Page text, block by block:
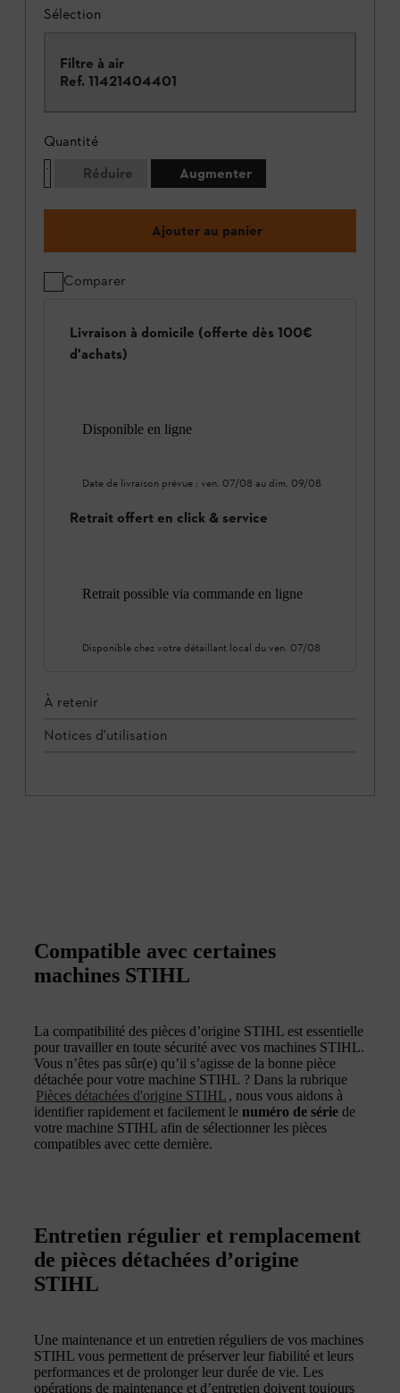
Sélection
Filtre à air
Ref. 11421404401
Quantité
Réduire
Augmenter
Ajouter au panier
Comparer
Livraison à domicile (offerte dès 100€
d'achats)
Disponible en ligne
Date de livraison prévue : ven. 07/08 au dim. 09/08
Retrait offert en click & service
Retrait possible via commande en ligne
Disponible chez votre détaillant local du ven. 07/08
À retenir
Notices d'utilisation
Compatible avec certaines
machines STIHL
La compatibilité des pièces d’origine STIHL est essentielle
pour travailler en toute sécurité avec vos machines STIHL.
Vous n’êtes pas sûr(e) qu’il s’agisse de la bonne pièce
détachée pour votre machine STIHL ? Dans la rubrique
Pièces détachées d'origine STIHL , nous vous aidons à
identifier rapidement et facilement le numéro de série de
votre machine STIHL afin de sélectionner les pièces
compatibles avec cette dernière.
Entretien régulier et remplacement
de pièces détachées d’origine
STIHL
Une maintenance et un entretien réguliers de vos machines
STIHL vous permettent de préserver leur fiabilité et leurs
performances et de prolonger leur durée de vie. Les
opérations de maintenance et d’entretien doivent toujours